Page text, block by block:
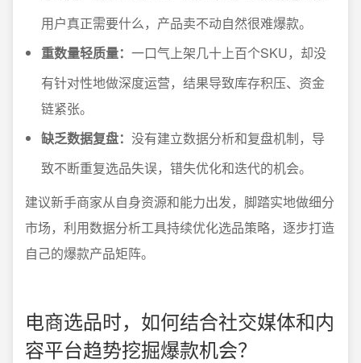
用户真正需要什么，产品卖不动自然很难爆款。
重数量轻质量： 一口气上架几十上百个SKU，却没
有针对性地做深度运营，结果导致库存积压、资金
链紧张。
缺乏数据复盘： 没有建立数据分析和复盘机制，导
致不断重复选品失误，错失优化和迭代的机会。
建议新手商家从自身资源和能力出发，脚踏实地做细分
市场，利用数据分析工具持续优化选品策略，逐步打造
自己的爆款产品矩阵。
电商选品时，如何结合社交媒体和内
容平台趋势挖掘爆款机会？